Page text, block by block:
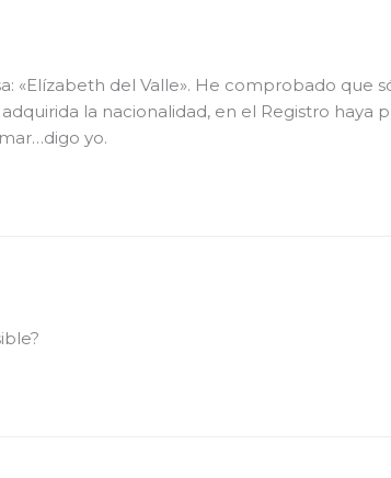
«Elízabeth del Valle». He comprobado que
la nacionalidad, en el Registro
yo.